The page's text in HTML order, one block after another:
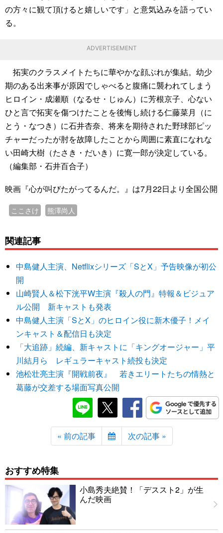
の方々に観て頂けると嬉しいです」と意気込みを語ってい
る。
ADVERTISEMENT
拓実のクラスメイトたちに華やかな顔ぶれが集結。幼少
期のある出来事が原因でしゃべると腹痛に襲われてしまう
ヒロイン・成瀬順（なるせ・じゅん）に芳根京子、心ない
ひと言で拓実を傷つけたことを後悔し続ける仁藤菜月（に
とう・なつき）に石井杏奈、将来を期待された野球部ピッ
チャーだったが肘を故障したことから周囲に素直になれな
い田崎大樹（たさき・だいき）に寛一郎が決定している。
（編集部・石井百合子）
映画『心が叫びたがってるんだ。』は7月22日より全国公開
ここさけ 熊澤尚人
関連記事
中島健人主演、Netflixシリーズ「SとX」予告映像が初公
開
山崎賢人＆松下洸平W主演『殺人の門』特報＆ビジュア
ル公開 新キャストも発表
中島健人主演「SとX」のヒロイン役に新木優子！メイ
ンキャスト＆配信日も決定
「大追跡」続編、新キャストに「キングオージャー」平
川結月ら レギュラーキャスト続投も決定
池松壮亮主演『開戦前夜』 若きエリートたちの情熱と
葛藤が交差する場面写真公開
« 前の記事 次の記事 »
おすすめ特集
小島秀夫絶賛！「デススト2」が生
んだ映画